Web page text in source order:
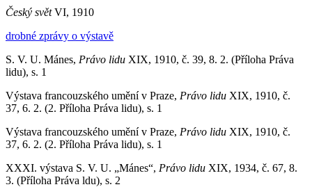
Český světVI, 1910
drobné zprávy o výstavě
S. V. U. Mánes, Právo lidu XIX, 1910, č. 39, 8. 2. (Příloha Práva
lidu), s. 1
Výstava francouzského umění v Praze, Právo lidu XIX, 1910, č.
37, 6. 2. (2. Příloha Práva lidu), s. 1
Výstava francouzského umění v Praze, Právo lidu XIX, 1910, č.
37, 6. 2. (2. Příloha Práva lidu), s. 1
XXXI. výstava S. V. U. „Mánes“, Právo lidu XIX, 1934, č. 67, 8.
3. (Příloha Práva ldu), s. 2